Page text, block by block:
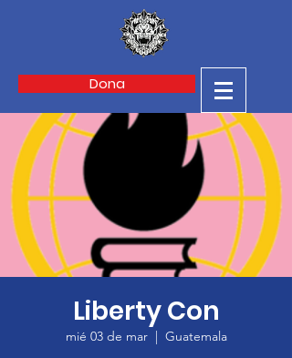
Dona
Liberty Con
mié 03 de mar
  |
Guatemala